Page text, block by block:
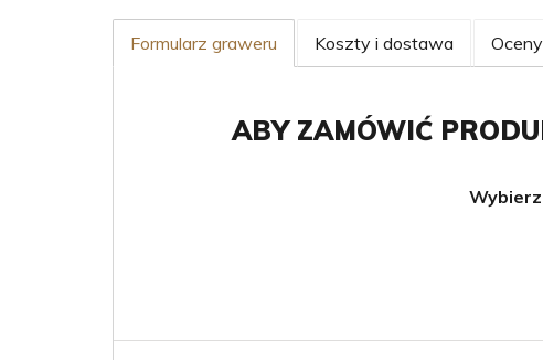
Formularz graweru Koszty i dostawa
ABY ZAMÓWIĆ